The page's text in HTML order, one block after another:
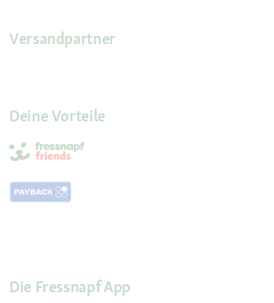
Versandpartner
Deine Vorteile
Die Fressnapf App